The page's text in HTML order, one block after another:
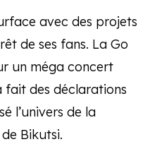
avec des projets
de ses fans. La Go
un méga concert
fait des déclarations
l’univers de la
Bikutsi.